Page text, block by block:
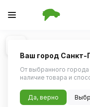
1/1
Стойка
В наличии
Код товара:229930
Артикул:
2204
Ваш город Санкт-
От выбранного города
наличие товара и
Да, верно